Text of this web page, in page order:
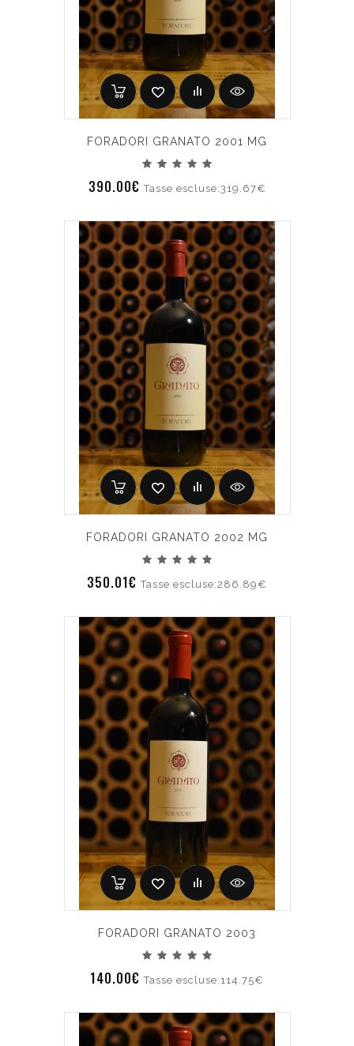
FORADORI GRANATO 2001 MG
390.00€Tasse escluse:319.67€
FORADORI GRANATO 2002 MG
350.01€Tasse escluse:286.89€
FORADORI GRANATO 2003
140.00€Tasse escluse:114.75€